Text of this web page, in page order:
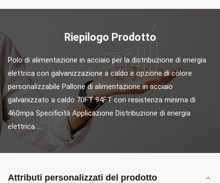
Riepilogo Prodotto
Polo di alimentazione in acciaio per la distribuzione di energia
elettrica con galvanizzazione a caldo e opzione di colore
personalizzabile Pallone di alimentazione in acciaio
galvanizzato a caldo 70FT 94FT con resistenza minima di
460mpa Specificità Applicazione Distribuzione di energia
elettrica ...
Attributi personalizzati del prodotto